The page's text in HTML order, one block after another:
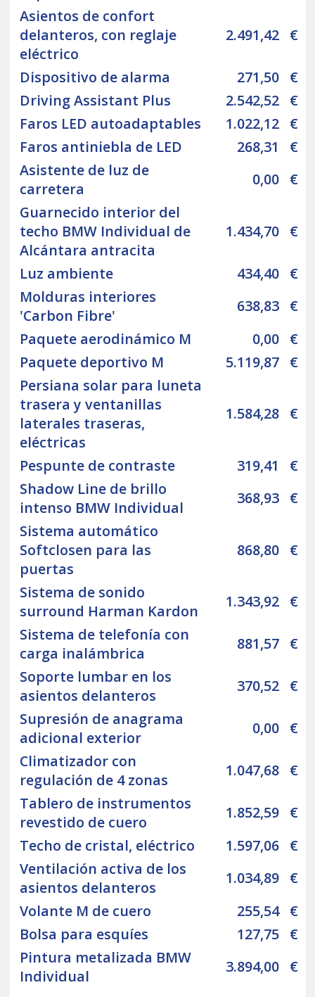
Asientos de confort
delanteros, con reglaje
eléctrico
2.491,42 €
Dispositivo de alarma 271,50 €
Driving Assistant Plus
2.542,52 €
Faros LED autoadaptables
1.022,12 €
Faros antiniebla de LED
268,31
€
Asistente de luz de
carretera
0,00 €
Guarnecido interior del
techo BMW Individual de
Alcántara antracita
1.434,70 €
Luz ambiente 434,40 €
Molduras interiores
'Carbon Fibre'
638,83 €
Paquete aerodinámico M
0,00 €
Paquete deportivo M
5.119,87 €
Persiana solar para luneta
trasera y ventanillas
laterales traseras,
eléctricas
1.584,28 €
Pespunte de contraste 319,41
€
Shadow Line de brillo
intenso BMW Individual
368,93 €
Sistema automático
Softclosen para las
puertas
868,80 €
Sistema de sonido
surround Harman Kardon
1.343,92 €
Sistema de telefonía con
carga inalámbrica
881,57 €
Soporte lumbar en los
asientos delanteros
370,52 €
Supresión de anagrama
adicional exterior
0,00 €
Climatizador con
regulación de 4 zonas
1.047,68 €
Tablero de instrumentos
revestido de cuero
1.852,59 €
Techo de cristal, eléctrico
1.597,06 €
Ventilación activa de los
asientos delanteros
1.034,89 €
Volante M de cuero
255,54 €
Bolsa para esquíes
127,75 €
Pintura metalizada BMW
Individual
3.894,00 €